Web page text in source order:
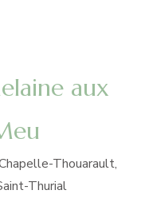
aux
Thouarault,
Thurial